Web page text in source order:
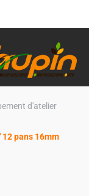
d'atelier
12 pans 16mm